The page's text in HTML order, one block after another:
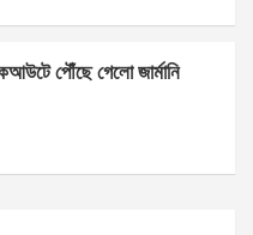
পৌঁছে গেলো জার্মানি